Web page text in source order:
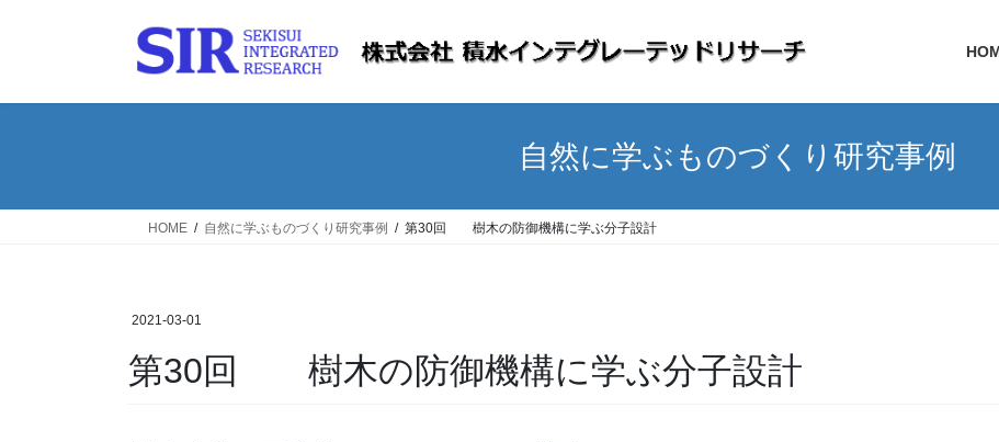
自然に学ぶものづくり研究事例
HOME 自然に学ぶものづくり研究事例 第30回 樹木の防御機構に学ぶ分子設計
2021-03-01
第30回 樹木の防御機構に学ぶ分子設計